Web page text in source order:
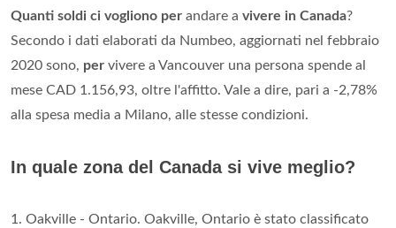
Quanti soldi ci vogliono per andare a vivere in Canada?
Secondo i dati elaborati da Numbeo, aggiornati nel febbraio
2020 sono, per vivere a Vancouver una persona spende al
mese CAD 1.156,93, oltre l'affitto. Vale a dire, pari a -2,78%
alla spesa media a Milano, alle stesse condizioni.
In quale zona del Canada si vive meglio?
1. Oakville - Ontario. Oakville, Ontario è stato classificato